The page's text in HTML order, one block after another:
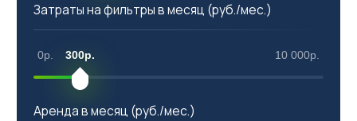
Затраты нафильтрыв месяц (руб./мес.)
0р. 10 000р.
300р.
Аренда в месяц (руб./мес.)